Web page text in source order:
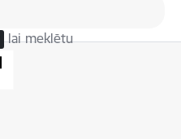
lai meklētu